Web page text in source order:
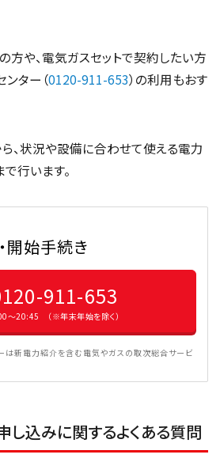
方や、電気ガスセットで契約したい方
ター（0120-911-653）の利用もおす
、状況や設備に合わせて使える電力
行います。
開始手続き
911-653
〜20:45 （※年末年始を除く）
は新電力紹介を含む電気やガスの取次総合サービ
し込みに関するよくある質問